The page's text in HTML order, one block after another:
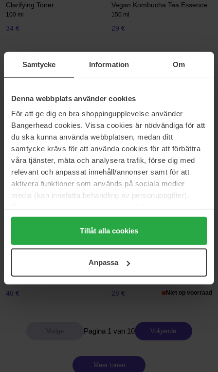
Samtycke Information Om
Denna webbplats använder cookies
För att ge dig en bra shoppingupplevelse använder
Bangerhead cookies. Vissa cookies är nödvändiga för att
du ska kunna använda webbplatsen, medan ditt
samtycke krävs för att använda cookies för att förbättra
våra tjänster, mäta och analysera trafik, förse dig med
relevant och anpassat innehåll/annonser samt för att
aktivera funktioner som används på sociala medier
media (kan innefatta behandling av personuppgifter).
Genom att trycka på "Tillåt alla cookies" accepterar du
alla cookies, medan du under "Detaljer" kan anpassa
användningen av cookies. Du kan när som helst återkalla
samt vår Integritetspolicy.
Tillåt alla cookies
Anpassa
Clarifying Toner
100 ml
34 €
Vegan Kombucha Tea Essence
150 ml
29 €
The Shroom Essence
100 ml
55 €
Tonique Confort Hydrating Face
42 €
House of Hur
Clearing Skin Prep Essence Pad
140 ml
26 € Niet op voorraad
Lumene
Nordic-C
30 ml
34 €
Vita Niacinamide Gel Toner
60 pcs
Dual Essence
182 €
48 €
Biotherm
28 € Niet op voorraad
Pagina 1 van 10 Volgende
Meer tonen